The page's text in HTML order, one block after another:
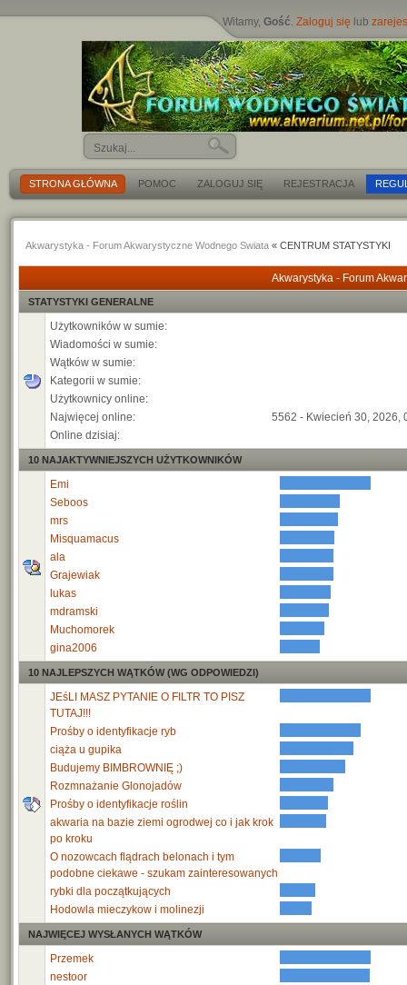
Witamy,Gość.Zaloguj się lub
STRONA GŁÓWNA POMOC ZALOGUJ SIĘ REJESTRACJA
Akwarystyka - Forum Akwarystyczne Wodnego Swiata « CENTRUM STATYSTYKI
Akwarystyka - Forum
STATYSTYKI GENERALNE
Użytkowników w sumie:
Wiadomości w sumie:
Wątków w sumie:
Kategorii w sumie:
Użytkownicy online:
Najwięcej online:
5562 - Kwiecień 30, 2026,
Online dzisiaj:
10 NAJAKTYWNIEJSZYCH UŻYTKOWNIKÓW
Emi
Seboos
mrs
Misquamacus
ala
Grajewiak
lukas
mdramski
Muchomorek
gina2006
10 NAJLEPSZYCH WĄTKÓW (WG ODPOWIEDZI)
JEśLI MASZ PYTANIE O FILTR TO PISZ
TUTAJ!!!
Prośby o identyfikacje ryb
ciąża u gupika
Budujemy BIMBROWNIĘ ;)
Rozmnażanie Glonojadów
Prośby o identyfikacje roślin
akwaria na bazie ziemi ogrodwej co i jak krok
po kroku
O nozowcach flądrach belonach i tym
podobne ciekawe - szukam zainteresowanych
rybki dla początkujących
Hodowla mieczykow i molinezji
NAJWIĘCEJ WYSŁANYCH WĄTKÓW
Przemek
nestoor